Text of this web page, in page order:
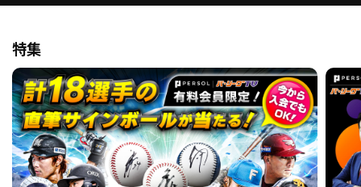
交流戦
千葉ロッテマリーンズ
オリックス・バファローズ
福岡ソフトバンクホークス
ニュース
設定
特集